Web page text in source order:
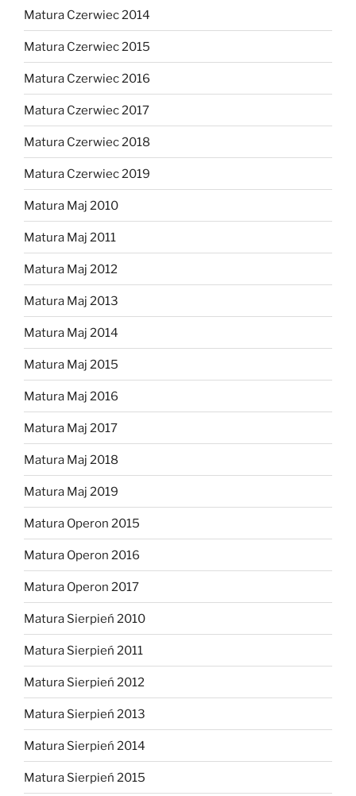
Matura Czerwiec 2014
Matura Czerwiec 2015
Matura Czerwiec 2016
Matura Czerwiec 2017
Matura Czerwiec 2018
Matura Czerwiec 2019
Matura Maj 2010
Matura Maj 2011
Matura Maj 2012
Matura Maj 2013
Matura Maj 2014
Matura Maj 2015
Matura Maj 2016
Matura Maj 2017
Matura Maj 2018
Matura Maj 2019
Matura Operon 2015
Matura Operon 2016
Matura Operon 2017
Matura Sierpień 2010
Matura Sierpień 2011
Matura Sierpień 2012
Matura Sierpień 2013
Matura Sierpień 2014
Matura Sierpień 2015